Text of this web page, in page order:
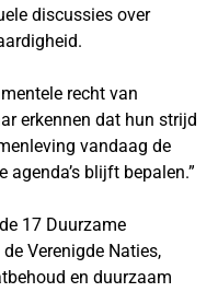
discussies over
recht van
erkennen dat hun strijd
vandaag de
blijft bepalen.”
17 Duurzame
Verenigde Naties,
en duurzaam